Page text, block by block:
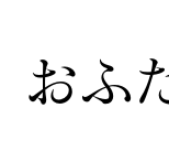
おふ